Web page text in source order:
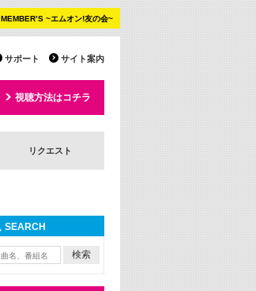
MEMBER’S ~エムオン!友の会~
サイト案内
サポート
視聴方法はコチラ
リクエスト
SEARCH